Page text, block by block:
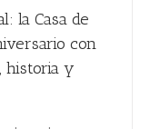
la Casa de
con
historia y